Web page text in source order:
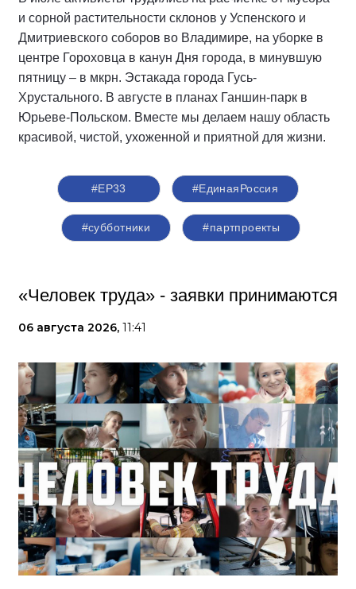
и сорной растительности склонов у Успенского и
Дмитриевского соборов во Владимире, на уборке в
центре Гороховца в канун Дня города, в минувшую
пятницу – в мкрн. Эстакада города Гусь-
Хрустального. В августе в планах Ганшин-парк в
Юрьеве-Польском. Вместе мы делаем нашу область
красивой, чистой, ухоженной и приятной для жизни.
#ЕР33 #‎ЕдинаяРоссия
#субботники #партпроекты
«Человек труда» - заявки принимаются
06 августа 2026, 11:41